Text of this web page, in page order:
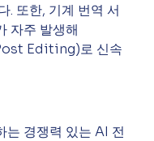
. 또한, 기계 번역 서
자주 발생해
Editing)로 신속
는 경쟁력 있는 AI 전